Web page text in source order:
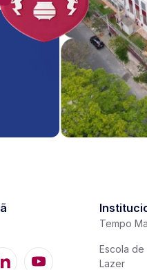
Tempo
Escola de
Lazer